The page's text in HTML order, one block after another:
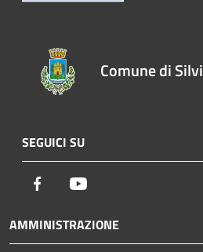
Comune di Silvi
SEGUICI SU
Facebook
AMMINISTRAZIONE